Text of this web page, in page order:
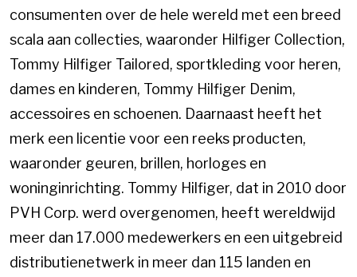
consumenten over de hele wereld met een breed
scala aan collecties, waaronder Hilfiger Collection,
Tommy Hilfiger Tailored, sportkleding voor heren,
dames en kinderen, Tommy Hilfiger Denim,
accessoires en schoenen. Daarnaast heeft het
merk een licentie voor een reeks producten,
waaronder geuren, brillen, horloges en
woninginrichting. Tommy Hilfiger, dat in 2010 door
PVH Corp. werd overgenomen, heeft wereldwijd
meer dan 17.000 medewerkers en een uitgebreid
distributienetwerk in meer dan 115 landen en